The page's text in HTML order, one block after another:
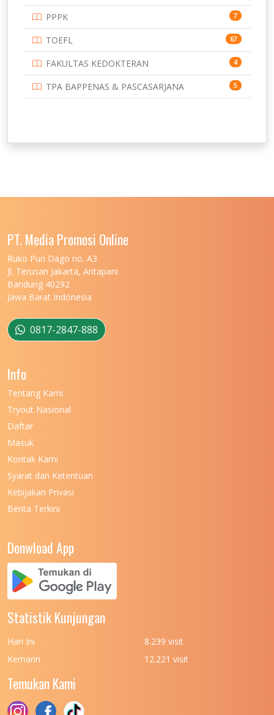
PPPK 7
TOEFL 67
FAKULTAS KEDOKTERAN 4
TPA BAPPENAS & PASCASARJANA 5
PT. Media Promosi Online
Ruko Puri Dago no. A3
Jl. Terusan Jakarta, Antapani
Bandung 40292
Jawa Barat Indonesia
0817-2847-888
Info
Tentang Kami
Tryout Nasional
Daftar
Masuk
Kontak Kami
Syarat dan Ketentuan
Kebijakan Privasi
Berita Terkini
Donwload App
Statistik Kunjungan
Hari Ini
8.239 visit
Kemarin
12.221 visit
Temukan Kami